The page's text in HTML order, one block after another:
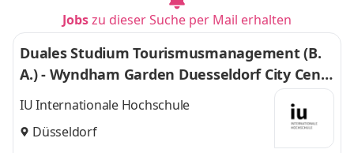
Jobszu dieser Suche per Mail erhalten
Duales Studium Tourismusmanagement (B.
A.) - Wyndham Garden Duesseldorf City Centr
e Koenigsallee Hotel
IU Internationale Hochschule
Düsseldorf